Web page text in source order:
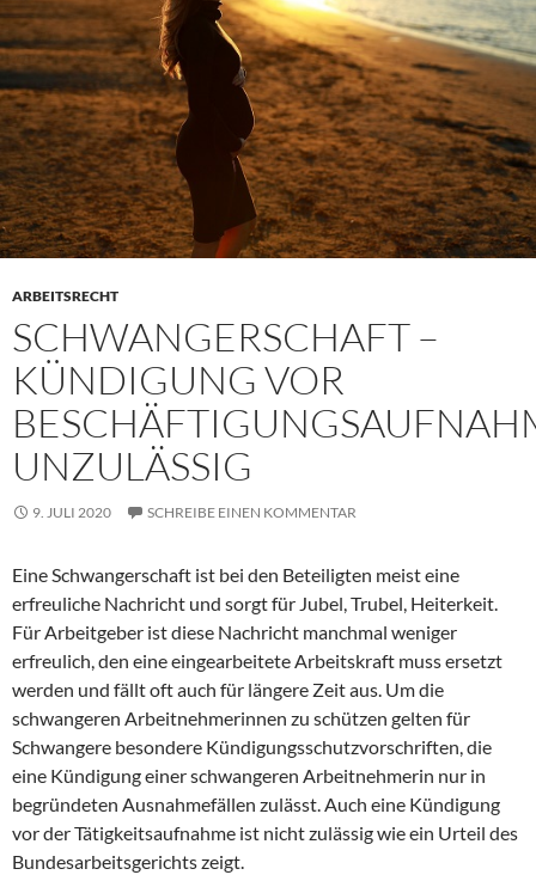
ARBEITSRECHT
SCHWANGERSCHAFT –
KÜNDIGUNG VOR
UNZULÄSSIG
9. JULI 2020 SCHREIBE EINEN KOMMENTAR
Eine Schwangerschaft ist bei den Beteiligten meist eine
erfreuliche Nachricht und sorgt für Jubel, Trubel, Heiterkeit.
Für Arbeitgeber ist diese Nachricht manchmal weniger
erfreulich, den eine eingearbeitete Arbeitskraft muss ersetzt
werden und fällt oft auch für längere Zeit aus. Um die
schwangeren Arbeitnehmerinnen zu schützen gelten für
Schwangere besondere Kündigungsschutzvorschriften, die
eine Kündigung einer schwangeren Arbeitnehmerin nur in
begründeten Ausnahmefällen zulässt. Auch eine Kündigung
vor der Tätigkeitsaufnahme ist nicht zulässig wie ein Urteil des
Bundesarbeitsgerichts zeigt.